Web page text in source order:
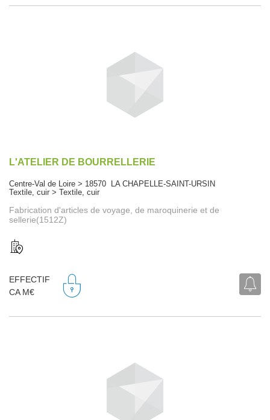
L'ATELIER DE BOURRELLERIE
Centre-Val de Loire > 18570 LA CHAPELLE-SAINT-URSIN
Textile, cuir > Textile, cuir
Fabrication d'articles de voyage, de maroquinerie et de
sellerie(1512Z)
EFFECTIF
CA M€